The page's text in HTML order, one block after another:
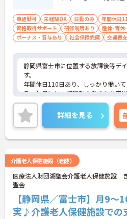
車通勤可 未経験OK 日勤のみ 年間休日
資格取得サポート
研修制度あり
産休･育休
ボーナス・賞与あり
社会保険完備 交通費
静岡県富士市に位置する放課後等デ
す。
年間休日110日あり、しっかり働い
る、社員にとって理想の働き方を実
マイカー通勤が可能なため、通勤に
ご興味をお持ちの方はお気軽にお問い
い。
詳細を見る
介護老人保健施設（老健）
医療法人財団湖聖会介護老人保健施設
聖会
【静岡県／富士市】月9
実♪介護老人保健施設での